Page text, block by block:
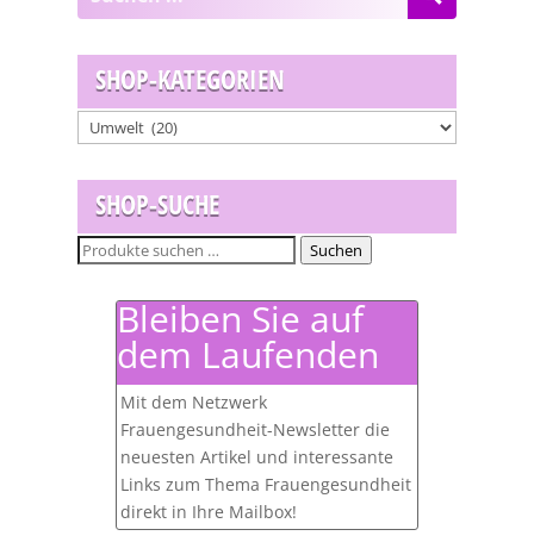
SHOP-KATEGORIEN
SHOP-SUCHE
Suchen
Suchen
Bleiben Sie auf
dem Laufenden
Mit dem Netzwerk
Frauengesundheit-Newsletter die
neuesten Artikel und interessante
Links zum Thema Frauengesundheit
direkt in Ihre Mailbox!